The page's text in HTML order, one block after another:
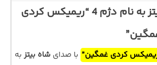
دانلود آهنگ جدید شاه بیتز به نام دژم 4 “ریمیکس کردی
با صدای شاه بیتز به